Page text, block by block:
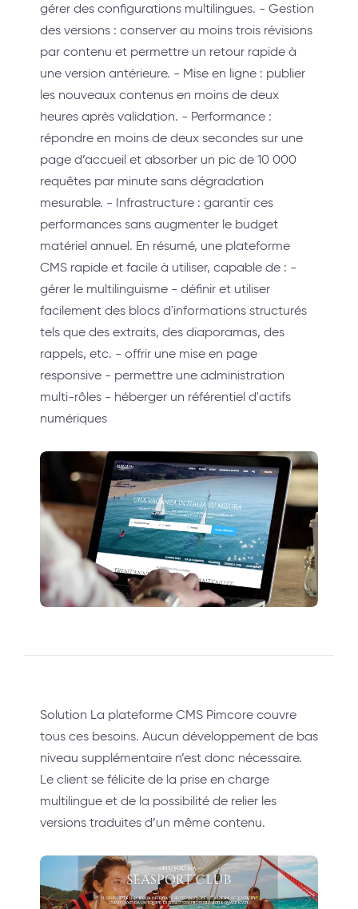
gérer des configurations multilingues. - Gestion
des versions : conserver au moins trois révisions
par contenu et permettre un retour rapide à
une version antérieure. - Mise en ligne : publier
les nouveaux contenus en moins de deux
heures après validation. - Performance :
répondre en moins de deux secondes sur une
page d’accueil et absorber un pic de 10 000
requêtes par minute sans dégradation
mesurable. - Infrastructure : garantir ces
performances sans augmenter le budget
matériel annuel. En résumé, une plateforme
CMS rapide et facile à utiliser, capable de : -
gérer le multilinguisme - définir et utiliser
facilement des blocs d'informations structurés
tels que des extraits, des diaporamas, des
rappels, etc. - offrir une mise en page
responsive - permettre une administration
multi-rôles - héberger un référentiel d'actifs
numériques
Solution La plateforme CMS Pimcore couvre
tous ces besoins. Aucun développement de bas
niveau supplémentaire n’est donc nécessaire.
Le client se félicite de la prise en charge
multilingue et de la possibilité de relier les
versions traduites d’un même contenu.